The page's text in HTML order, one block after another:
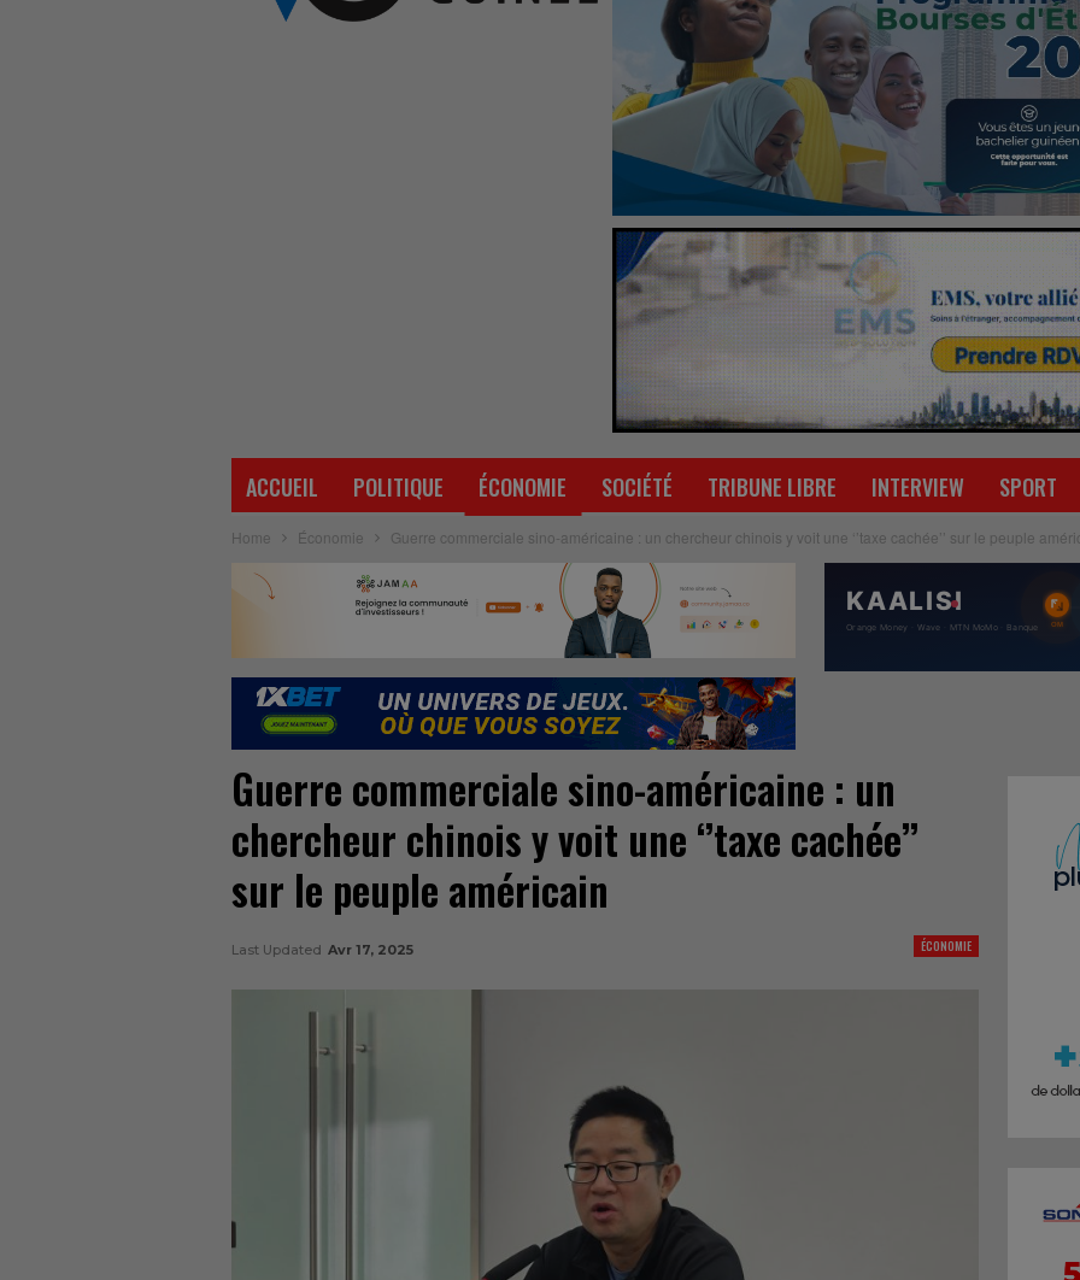
ACCUEIL POLITIQUE ÉCONOMIE SOCIÉTÉ TRIBUNE LIBRE INTERVIEW SPORT
Home Économie Guerre commerciale sino-américaine : un chercheur chinois y voit une ‘’taxe cachée’’ sur le peuple
Guerre commerciale sino-américaine : un
chercheur chinois y voit une ‘’taxe cachée’’
sur le peuple américain
ÉCONOMIE
Last Updated Avr 17, 2025